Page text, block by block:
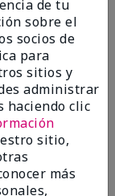
as oily.
has
feel dry or
de tu
sobre el
socios de
para
sitios y
administrar
haciendo clic
sitio,
más